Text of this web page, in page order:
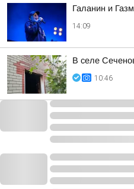
Галанин и
14:09
В селе
10:46